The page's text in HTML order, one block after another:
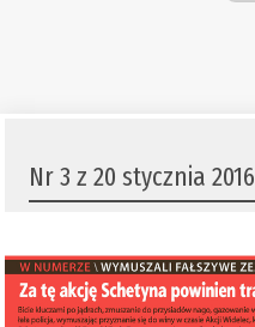
Nr 3 z 20 stycznia 2016